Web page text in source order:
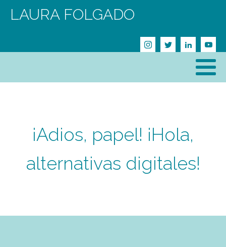
LAURA FOLGADO
¡Adios, papel! ¡Hola,
alternativas digitales!